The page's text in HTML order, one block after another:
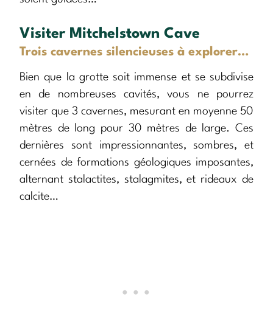
Visiter Mitchelstown Cave
Trois cavernes silencieuses à explorer…
Bien que la grotte soit immense et se subdivise
en de nombreuses cavités, vous ne pourrez
visiter que 3 cavernes, mesurant en moyenne 50
mètres de long pour 30 mètres de large. Ces
dernières sont impressionnantes, sombres, et
cernées de formations géologiques imposantes,
alternant stalactites, stalagmites, et rideaux de
calcite…